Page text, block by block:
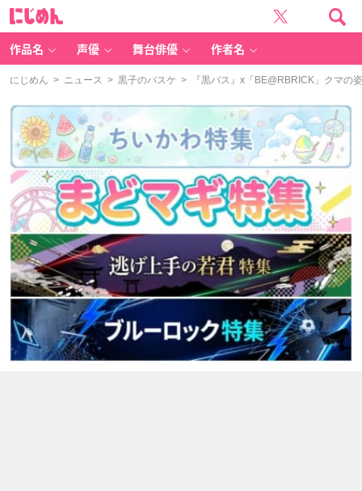
作品名 声優 舞台俳優 作者名
にじめん > ニュース > 黒子のバスケ > 『黒バス』x「BE@RBRICK」クマの